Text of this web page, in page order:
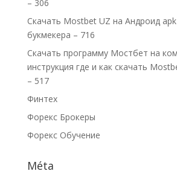
– 306
Скачать Mostbet UZ на Андроид
букмекера – 716
Скачать программу Мостбет на
инструкция где и как скачать
– 517
Финтех
Форекс Брокеры
Форекс Обучение
Méta